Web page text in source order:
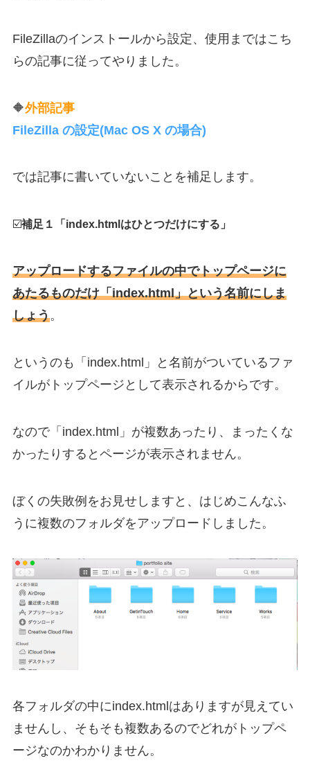
FileZillaのインストールから設定、使用まではこち
らの記事に従ってやりました。
🔶外部記事
FileZilla の設定(Mac OS X の場合)
では記事に書いていないことを補足します。
☑️補足１「index.htmlはひとつだけにする」
アップロードするファイルの中でトップページに
あたるものだけ「index.html」という名前にしま
しょう。
というのも「index.html」と名前がついているファ
イルがトップページとして表示されるからです。
なので「index.html」が複数あったり、まったくな
かったりするとページが表示されません。
ぼくの失敗例をお見せしますと、はじめこんなふ
うに複数のフォルダをアップロードしました。
各フォルダの中にindex.htmlはありますが見えてい
ませんし、そもそも複数あるのでどれがトップペ
ージなのかわかりません。